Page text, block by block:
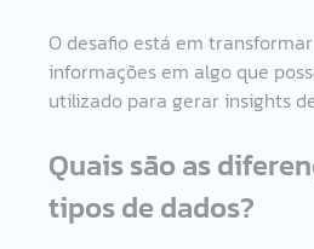
O desafio está em
informações em algo que
utilizado para gerar insights
Quais são as
tipos de dados?